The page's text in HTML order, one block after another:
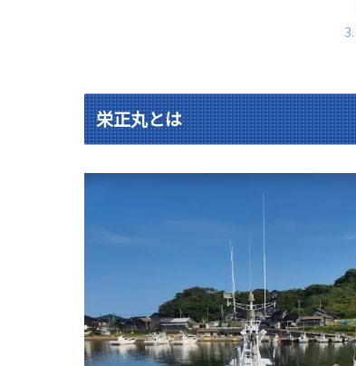
栄正丸とは